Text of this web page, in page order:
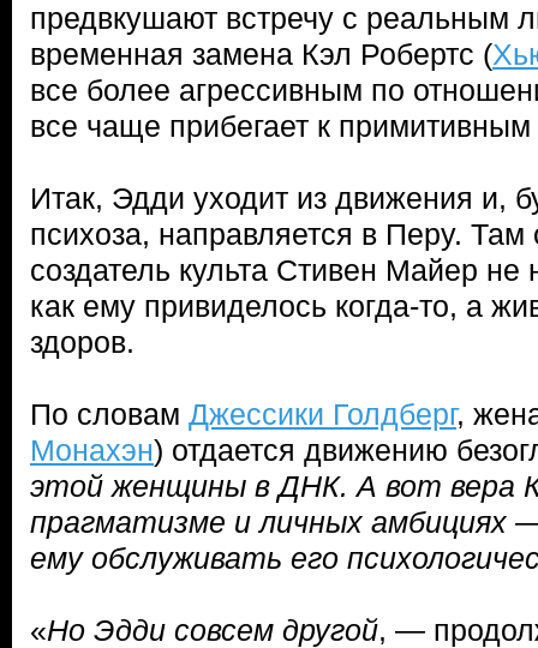
предвкушают встречу с реальным
временная замена Кэл Робертс (
все более агрессивным по
все чаще прибегает к
Итак, Эдди уходит из движения и,
психоза, направляется в Перу. Там
создатель культа Стивен Майер не
как ему привиделось когда-то, а
здоров.
По словам Джессики Голдберг,
Монахэн) отдается движению
этой женщины в ДНК. А вот вера
прагматизме и личных амбициях
ему обслуживать его
«Но Эдди совсем другой, —